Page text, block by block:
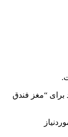
برای “مغز فندق